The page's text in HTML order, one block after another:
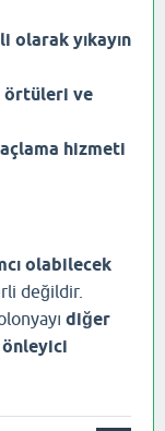
olarak yıkayın
örtüleri ve
hizmeti
olabilecek
değildir.
diğer
önleyici